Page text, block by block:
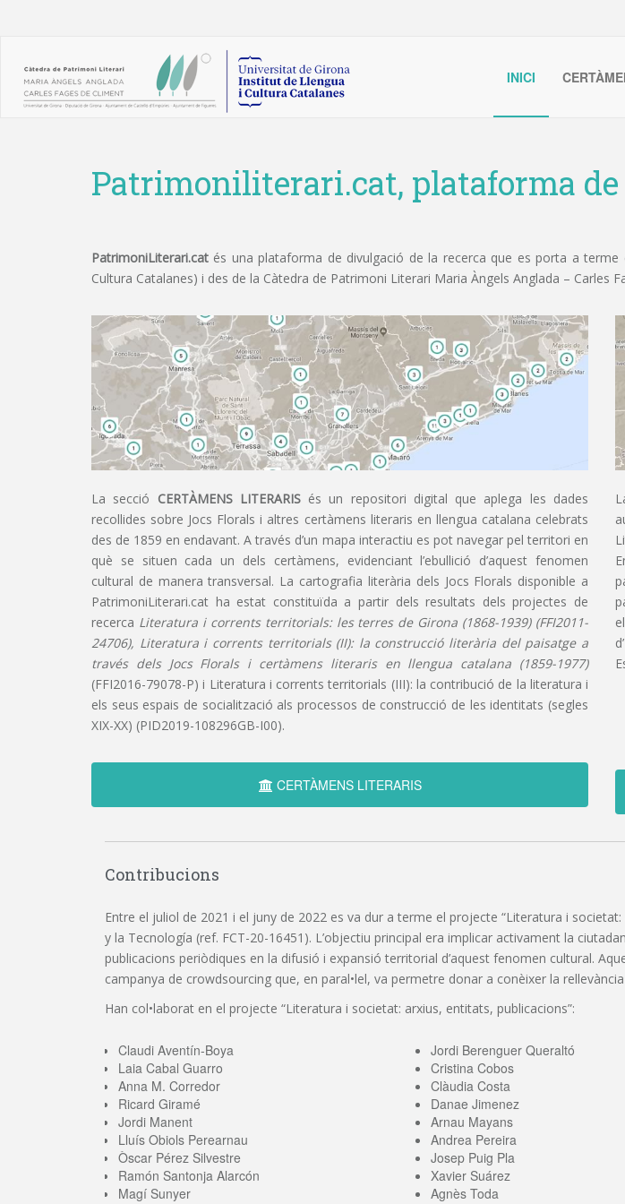
INICI
Patrimoniliterari.cat, plataforma
PatrimoniLiterari.cat és una plataforma de divulgació de la recerca que es porta a
Cultura Catalanes) i des de la Càtedra de Patrimoni Literari Maria Àngels Anglada – Carles
La secció CERTÀMENS LITERARISés un repositori digital que aplega les dades
recollides sobre Jocs Florals i altres certàmens literaris en llengua catalana celebrats
des de 1859 en endavant. A través d’un mapa interactiu es pot navegar pel territori en
què se situen cada un dels certàmens, evidenciant l’ebullició d’aquest fenomen
cultural de manera transversal. La cartografia literària dels Jocs Florals disponible a
PatrimoniLiterari.cat ha estat constituïda a partir dels resultats dels projectes de
recerca Literatura i corrents territorials: les terres de Girona (1868-1939) (FFI2011-
24706), Literatura i corrents territorials (II): la construcció literària del paisatge a
través dels Jocs Florals i certàmens literaris en llengua catalana (1859-1977)
(FFI2016-79078-P) i Literatura i corrents territorials (III): la contribució de la literatura i
els seus espais de socialització als processos de construcció de les identitats (segles
XIX-XX) (PID2019-108296GB-I00).
CERTÀMENS LITERARIS
Contribucions
Entre el juliol de 2021 i el juny de 2022 es va dur a terme el projecte “Literatura i
y la Tecnología (ref. FCT-20-16451). L’objectiu principal era implicar activament la
publicacions periòdiques en la difusió i expansió territorial d’aquest fenomen cultural.
campanya de crowdsourcing que, en paral•lel, va permetre donar a conèixer la
Han col•laborat en el projecte “Literatura i societat: arxius, entitats, publicacions”:
Claudi Aventín-Boya Jordi Berenguer Queraltó
Laia Cabal Guarro
Cristina Cobos
Anna M. Corredor
Clàudia Costa
Ricard Giramé
Danae Jimenez
Jordi Manent
Arnau Mayans
Lluís Obiols Perearnau
Andrea Pereira
Òscar Pérez Silvestre
Josep Puig Pla
Ramón Santonja Alarcón
Xavier Suárez
Magí Sunyer
Agnès Toda